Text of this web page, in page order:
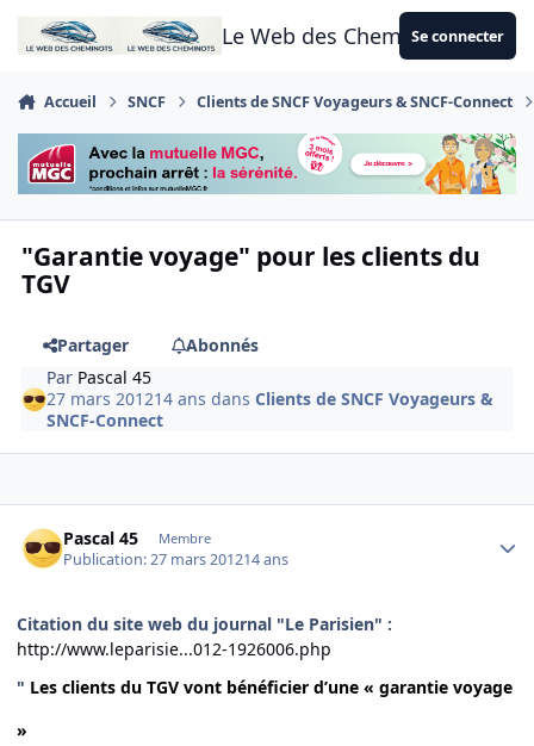
Aller au contenu
Le Web des CheminotsSe connecter
Accueil SNCF Clients de SNCF Voyageurs & SNCF-Connect
"Garantie voyage" pour les clients du
TGV
Partager
Abonnés
Par Pascal 45
27 mars 201214 ans dansClients de SNCF Voyageurs &
SNCF-Connect
Pascal 45 Membre
Publication:27 mars 201214 ans
Citation du site web du journal "Le Parisien" :
http://www.leparisie...012-1926006.php
" Les clients du TGV vont bénéficier d’une « garantie voyage
»